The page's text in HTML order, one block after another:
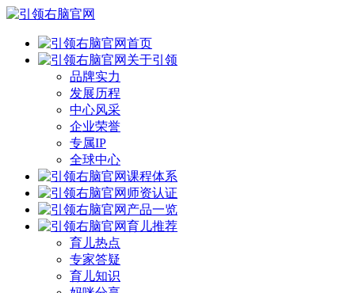
首页
关于引领
品牌实力
发展历程
中心风采
企业荣誉
专属IP
全球中心
课程体系
师资认证
产品一览
育儿推荐
育儿热点
专家答疑
育儿知识